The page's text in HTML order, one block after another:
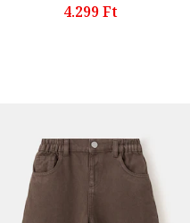
4.299 Ft